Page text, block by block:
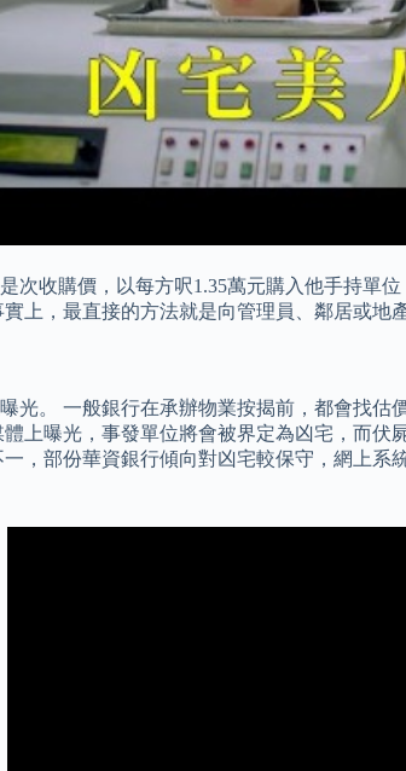
次收購價，以每方呎1.35萬元購入他手持單
上，最直接的方法就是向管理員、鄰居或地
光。 一般銀行在承辦物業按揭前，都會找
上曝光，事發單位將會被界定為凶宅，而
，部份華資銀行傾向對凶宅較保守，網上